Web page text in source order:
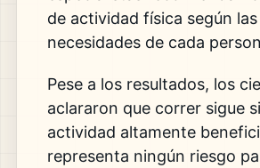
de actividad física según las
necesidades de cada
Pese a los resultados, los
aclararon que correr sigue
actividad altamente
representa ningún riesgo